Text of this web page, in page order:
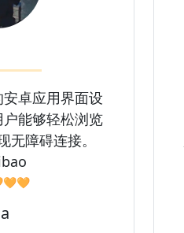
卓应用界面设
能够轻松浏览
无障碍连接。